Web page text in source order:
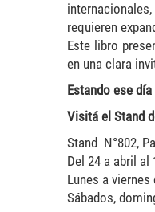
requieren
Este libro
en una clara
Estando ese
Visitá el Stand
Stand N°802,
Del 24 a abril al
Lunes a viernes
Sábados,